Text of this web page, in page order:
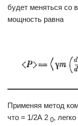
будет меняться со
мощность равна
Применяя метод
что = 1/2А 2 0,